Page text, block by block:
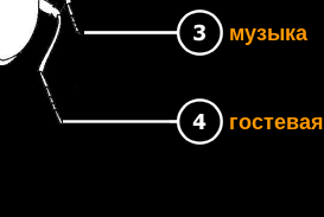
музыка
гостевая